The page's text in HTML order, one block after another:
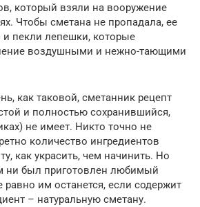
который взяли на вооружение
Чтобы сметана не пропадала, ее
пекли лепешки, которые
воздушными и нежно-тающими
как таковой, сметанник рецепт
и полностью сохранившийся,
не имеет. Никто точно не
количество ингредиентов
как украсить, чем начинить. Но
ни был приготовлен любимый
им останется, если содержит
– натуральную сметану.